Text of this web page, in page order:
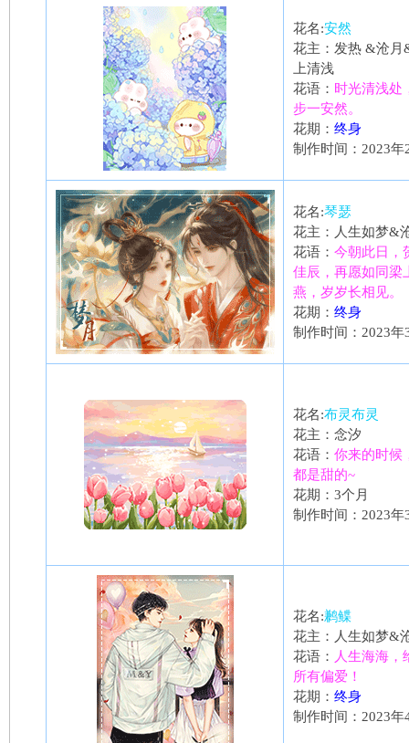
花名:安然
花主：发热 &沧月
上清浅
花语： 时光清浅处
步一安然。
花期： 终身
制作时间：2023年
花名:琴瑟
花主：人生如梦&
花语： 今朝此日，
佳辰，再愿如同梁
燕，岁岁长相见。
花期： 终身
制作时间：2023年
花名:布灵布灵
花主：念汐
花语： 你来的时候
都是甜的~
花期：3个月
制作时间：2023年
花名:鹣鲽
花主：人生如梦&
花语： 人生海海，
所有偏爱！
花期： 终身
制作时间：2023年